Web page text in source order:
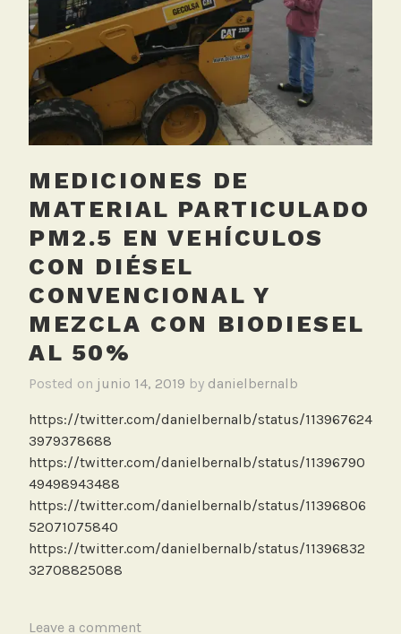
MEDICIONES DE
MATERIAL PARTICULADO
PM2.5 EN VEHÍCULOS
CON DIÉSEL
CONVENCIONAL Y
MEZCLA CON BIODIESEL
AL 50%
Posted on junio 14, 2019 by danielbernalb
https://twitter.com/danielbernalb/status/113967624
3979378688
https://twitter.com/danielbernalb/status/11396790
49498943488
https://twitter.com/danielbernalb/status/11396806
52071075840
https://twitter.com/danielbernalb/status/11396832
32708825088
TLeave a comment